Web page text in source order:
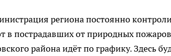
региона постоянно
в пострадавших от природных
района идёт по графику. Здесь